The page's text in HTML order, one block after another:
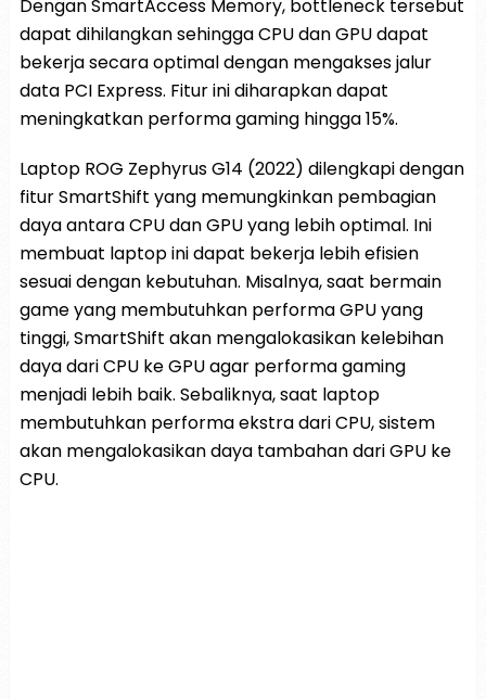
Dengan SmartAccess Memory, bottleneck tersebut
dapat dihilangkan sehingga CPU dan GPU dapat
bekerja secara optimal dengan mengakses jalur
data PCI Express. Fitur ini diharapkan dapat
meningkatkan performa gaming hingga 15%.
Laptop ROG Zephyrus G14 (2022) dilengkapi dengan
fitur SmartShift yang memungkinkan pembagian
daya antara CPU dan GPU yang lebih optimal. Ini
membuat laptop ini dapat bekerja lebih efisien
sesuai dengan kebutuhan. Misalnya, saat bermain
game yang membutuhkan performa GPU yang
tinggi, SmartShift akan mengalokasikan kelebihan
daya dari CPU ke GPU agar performa gaming
menjadi lebih baik. Sebaliknya, saat laptop
membutuhkan performa ekstra dari CPU, sistem
akan mengalokasikan daya tambahan dari GPU ke
CPU.